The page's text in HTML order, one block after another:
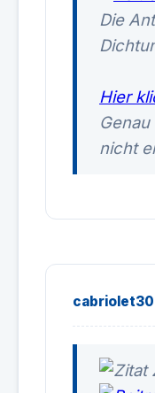
Die
Hier
nicht